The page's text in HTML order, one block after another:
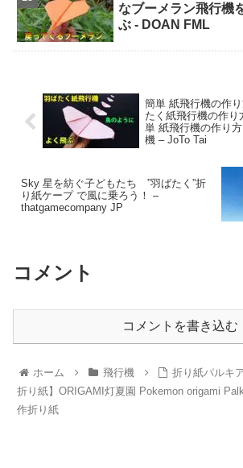
なブーメラン飛行機
ぶ - DOAN FML
簡単 紙飛行機の作
たく紙飛行機の作
単 紙飛行機の作り
機 – JoTo Tai
Sky 星を紡ぐ子どもたち ”羽ばたく”折
り紙ケープ で風に乗ろう！ –
thatgamecompany JP
コメント
コメントを書き込む
ホーム 飛行機
折り紙パルキ
折り紙】ORIGAMI灯夏園 Pokemon origami
作折り紙